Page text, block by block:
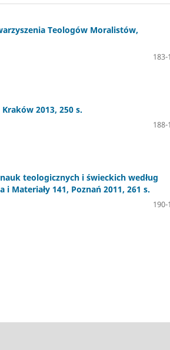
Teologów Moralistów,
183-
2013, 250 s.
188-
teologicznych i świeckich według
Materiały 141, Poznań 2011, 261 s.
190-